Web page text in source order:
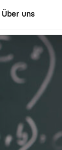
Über uns